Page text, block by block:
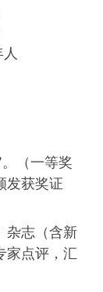
（一等奖
发获奖证
杂志（含新
家点评，汇